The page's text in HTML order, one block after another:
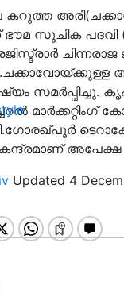
കറുത്ത
ഭൗമ സൂചിക
.ചക്കാവോയ്ക്കുള്ള
സമർപ്പിച്ചു.
മാർക്കറ്റിംഗ്
അപേക്ഷ
Updated 4